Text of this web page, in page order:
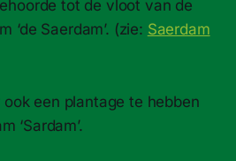
tot de vloot van de
‘de Saerdam’. (zie: Saerdam
een plantage te hebben
‘Sardam’.